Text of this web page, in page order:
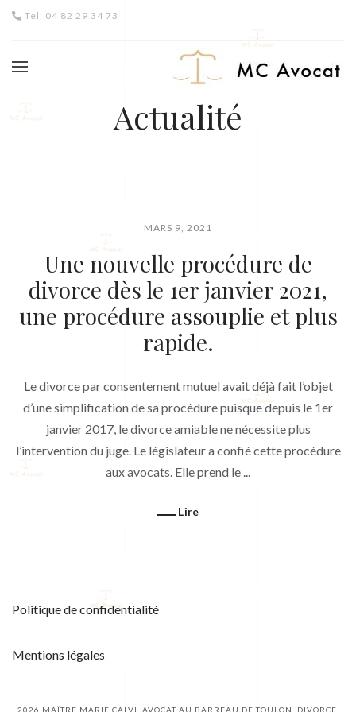
Tel: 04 82 29 34 73
Actualité
MARS 9, 2021
Une nouvelle procédure de
divorce dès le 1er janvier 2021,
une procédure assouplie et plus
rapide.
Le divorce par consentement mutuel avait déjà fait l’objet
d’une simplification de sa procédure puisque depuis le 1er
janvier 2017, le divorce amiable ne nécessite plus
l’intervention du juge. Le législateur a confié cette procédure
aux avocats. Elle prend le ...
Lire
Politique de confidentialité
Mentions légales
2026 MAÎTRE MARIE CALVI, AVOCAT AU BARREAU DE TOULON. DIVORCE,